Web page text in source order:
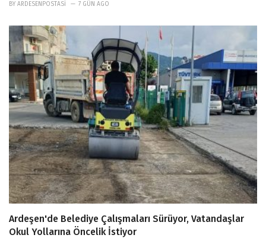
BY ARDESENPOSTASI 7 GÜN AGO
Ardeşen'de Belediye Çalışmaları Sürüyor, Vatandaşlar
Okul Yollarına Öncelik İstiyor